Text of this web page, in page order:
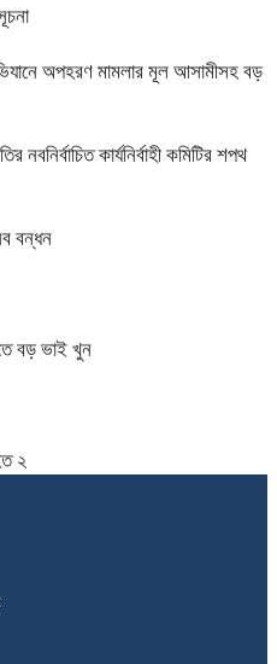
অপহরণ মামলার মূল আসামীসহ বড়
কার্যনির্বাহী কমিটির শপথ
বন্ধন
বড় ভাই খুন
২